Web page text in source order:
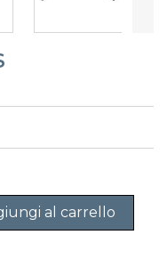
al carrello